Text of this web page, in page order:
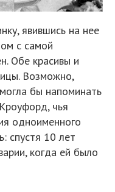
явившись на нее
с самой
Обе красивы и
Возможно,
бы напоминать
чья
одноименного
спустя 10 лет
когда ей было